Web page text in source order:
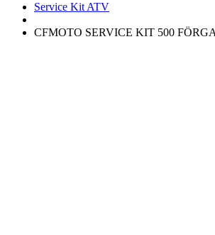
Service Kit ATV
CFMOTO SERVICE KIT 500